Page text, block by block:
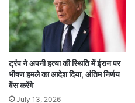
ट्रंप ने अपनी हत्या की स्थिति में ईरान पर
भीषण हमले का आदेश दिया, अंतिम निर्णय
वेंस करेंगे
July 13, 2026